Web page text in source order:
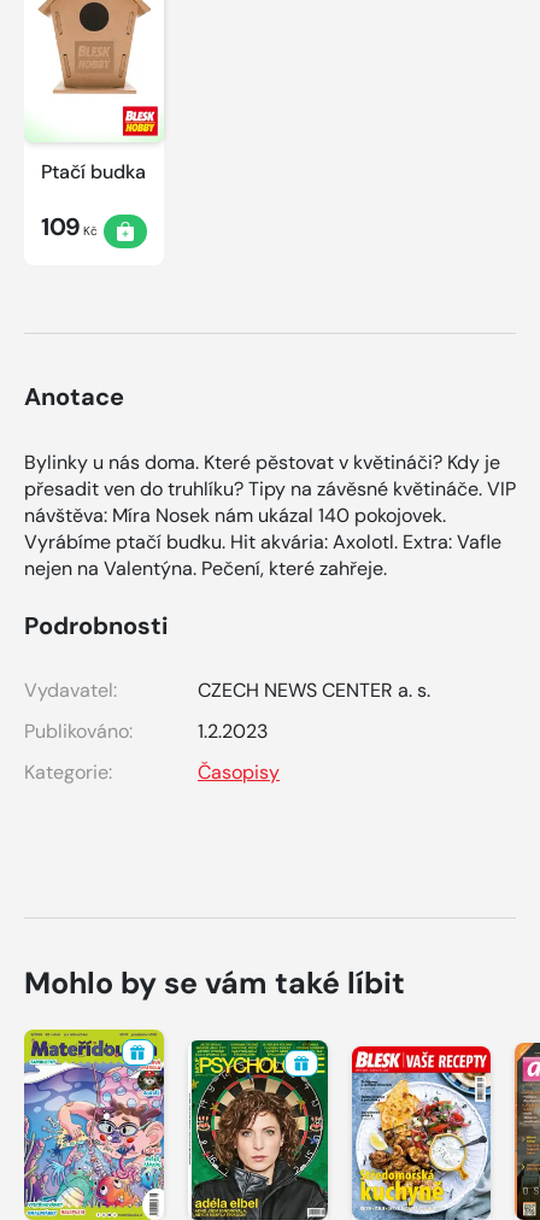
Ptačí budka
109 Kč
Anotace
Bylinky u nás doma. Které pěstovat v květináči? Kdy je
přesadit ven do truhlíku? Tipy na závěsné květináče. VIP
návštěva: Míra Nosek nám ukázal 140 pokojovek.
Vyrábíme ptačí budku. Hit akvária: Axolotl. Extra: Vafle
nejen na Valentýna. Pečení, které zahřeje.
Podrobnosti
Vydavatel:
CZECH NEWS CENTER a. s.
Publikováno:
1.2.2023
Kategorie:
Časopisy
Mohlo by se vám také líbit